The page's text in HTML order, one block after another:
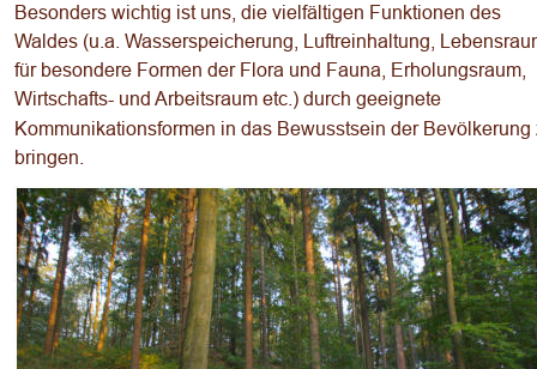
Besonders wichtig ist uns, die vielfältigen Funktionen des
Waldes (u.a. Wasserspeicherung, Luftreinhaltung,
für besondere Formen der Flora und Fauna, Erholungsraum,
Wirtschafts- und Arbeitsraum etc.) durch geeignete
Kommunikationsformen in das Bewusstsein der
bringen.